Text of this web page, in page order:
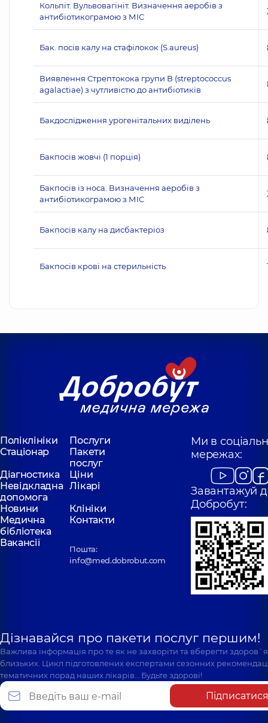
Кольпіт. Вульвовагініт. Визначення аеробів з
антибіотикограмою з МІС
Бак. посів калу на стафілокок (S.aureus)
Виявлення Стрептокока групи В (streptococcus
agalactiae) з чутливістю до антибіотиків
Бакдослідження урогенітальних виділень
Бакпосів жовчі (1 порція)
Бакпосів із носа. Визначення аеробів з
антибіотикограмою з МІС
Бакпосів калу на дисбактеріоз
Бакпосів крові на стерильність
Поліклініки
Послуги
Стаціонар
Пакети
послуг
Діагностика
Ціни
Невідкладна
допомога
Лікарі
Новини
Клініки
Медична
бібліотека
Контакти
Вакансії
Пошта:
info@med.dobrobut.com
Ми в
мережах:
Завантажуй
Добробут:
Дізнавайся про пакети послуг першим!
Важлива інформація про те як не захворіти та вберегти
близьких. Цикл підготовлених експертами сезонних
тематичних порад наших лікарів… Будьте здорові!
Підписатися